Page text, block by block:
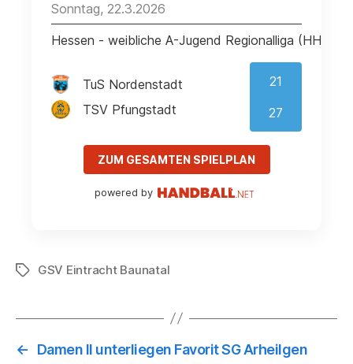
Sonntag, 22.3.2026
Hessen - weibliche A-Jugend Regionalliga (HHV
TuS Nordenstadt
TSV Pfungstadt
21
27
ZUM GESAMTEN SPIELPLAN
powered by
Schlagwörter
GSV Eintracht Baunatal
←
Damen ll unterliegen Favorit SG Arheilgen